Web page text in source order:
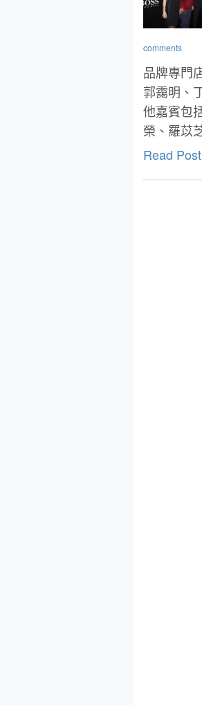
comments
品牌專門
郭靄明、
他嘉賓包
榮、羅苡
Read